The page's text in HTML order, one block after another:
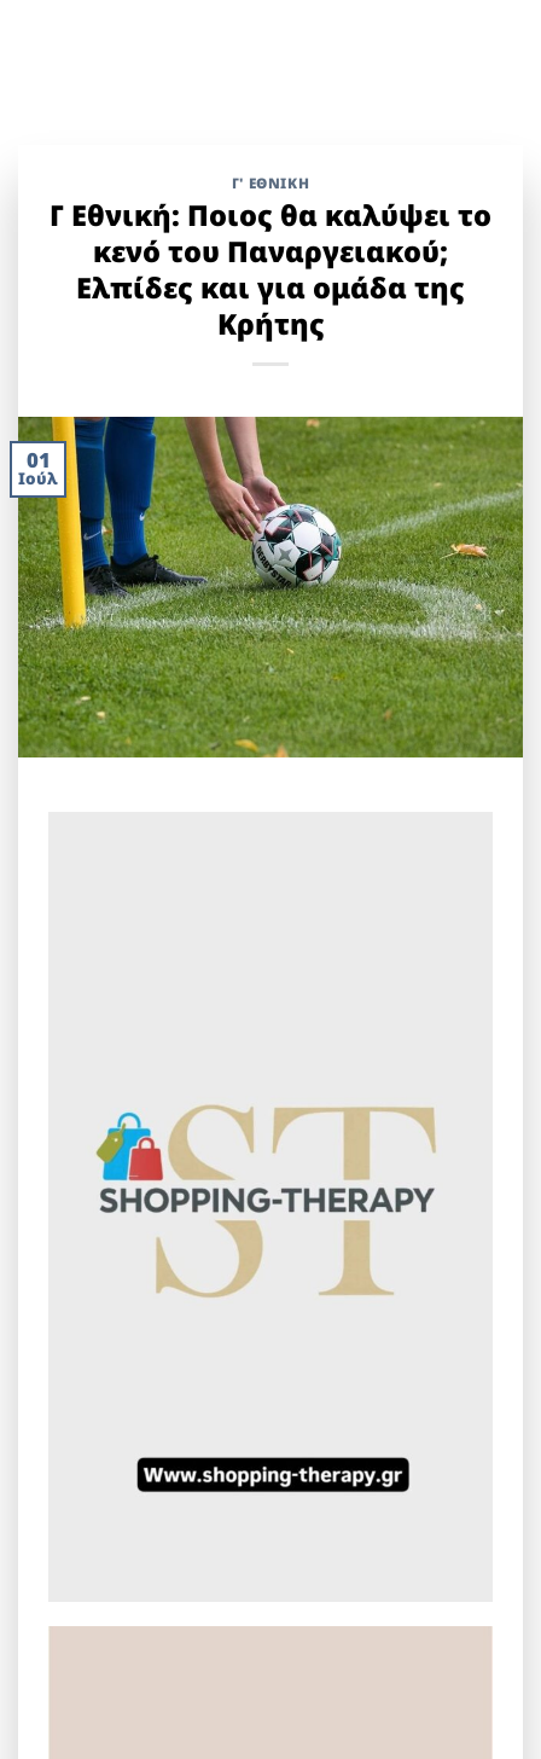
Γ' ΕΘΝΙΚΉ
Γ Εθνική: Ποιος θα καλύψει το
κενό του Παναργειακού;
Ελπίδες και για ομάδα της
Κρήτης
01
Ιούλ